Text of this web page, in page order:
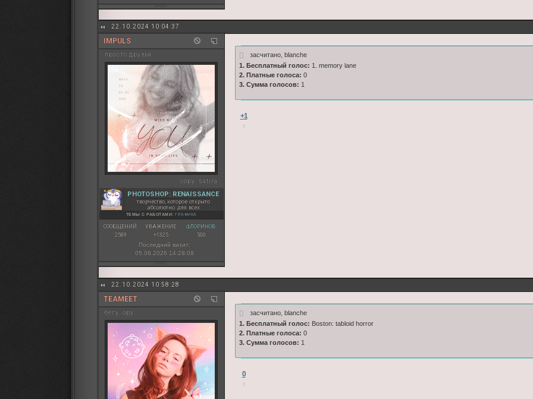
22.10.2024 10:04:37
IMPULS
просто друзья
copy: satira
PHOTOSHOP: RENAISSANCE
творчество, которое открыто
абсолютно для всех
ТЕМЫ С РАБОТАМИ: ГРАФИКА
СООБЩЕНИЙ:
2589
УВАЖЕНИЕ:
+1325
ФЛОРИНОВ:
500
Последний визит:
05.08.2026 14:28:08
засчитано, blanche
1. Бесплатный голос: 1. memory lane
2. Платные голоса: 0
3. Сумма голосов: 1
+1
22.10.2024 10:58:28
TEAMEET
бегу. ору
засчитано, blanche
1. Бесплатный голос: Boston: tabloid horror
2. Платные голоса: 0
3. Сумма голосов: 1
0